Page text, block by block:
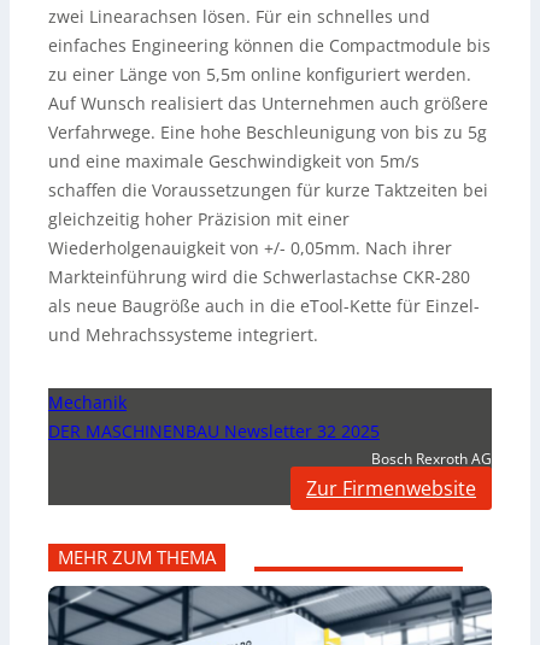
zwei Linearachsen lösen. Für ein schnelles und
einfaches Engineering können die Compactmodule bis
zu einer Länge von 5,5m online konfiguriert werden.
Auf Wunsch realisiert das Unternehmen auch größere
Verfahrwege. Eine hohe Beschleunigung von bis zu 5g
und eine maximale Geschwindigkeit von 5m/s
schaffen die Voraussetzungen für kurze Taktzeiten bei
gleichzeitig hoher Präzision mit einer
Wiederholgenauigkeit von +/- 0,05mm. Nach ihrer
Markteinführung wird die Schwerlastachse CKR-280
als neue Baugröße auch in die eTool-Kette für Einzel-
und Mehrachssysteme integriert.
Mechanik
DER MASCHINENBAU Newsletter 32 2025
Bosch Rexroth AG
Zur Firmenwebsite
MEHR ZUM THEMA